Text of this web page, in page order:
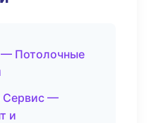
Потолочные
Сервис —
и